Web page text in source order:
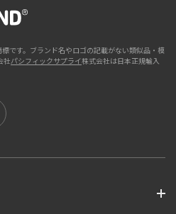
です。ブランド名やロゴの記載がない類似品・模
社パシフィックサプライ株式会社は日本正規輸入